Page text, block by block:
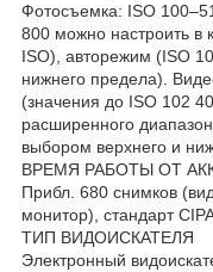
Фотосъемка: ISO
800 можно настроить в
ISO), авторежим (ISO
нижнего предела).
(значения до ISO 102
расширенного
выбором верхнего и
ВРЕМЯ РАБОТЫ ОТ
Прибл. 680 снимков
монитор), стандарт
ТИП ВИДОИСКАТЕЛЯ
Электронный